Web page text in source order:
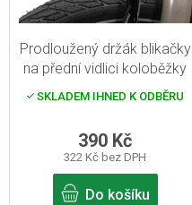
p
Prodloužený držák blikačky
na přední vidlici koloběžky
Mibo
SKLADEM IHNED K ODBĚRU
322 Kč bez DPH
390 Kč
Do košíku